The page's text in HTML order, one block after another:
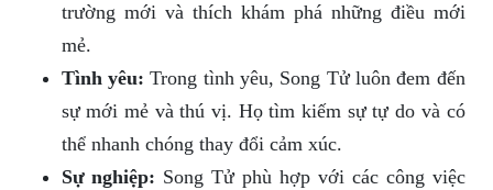
trường mới và thích khám phá những điều mới
mẻ.
Tình yêu: Trong tình yêu, Song Tử luôn đem đến
sự mới mẻ và thú vị. Họ tìm kiếm sự tự do và có
thể nhanh chóng thay đổi cảm xúc.
Sự nghiệp: Song Tử phù hợp với các công việc